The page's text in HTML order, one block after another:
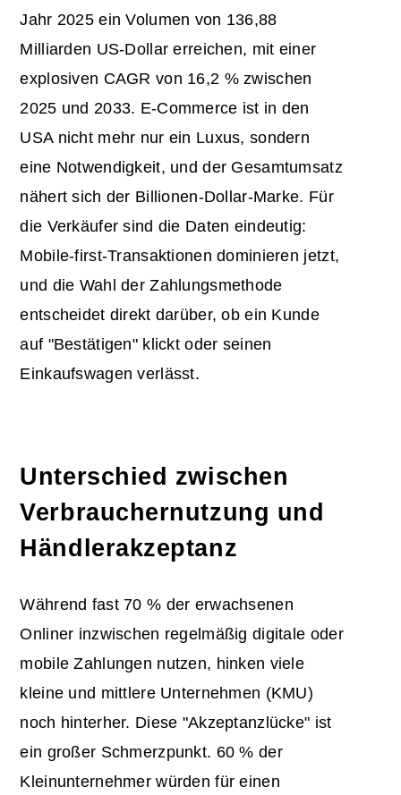
Jahr 2025 ein Volumen von 136,88
Milliarden US-Dollar erreichen, mit einer
explosiven CAGR von 16,2 % zwischen
2025 und 2033. E-Commerce ist in den
USA nicht mehr nur ein Luxus, sondern
eine Notwendigkeit, und der Gesamtumsatz
nähert sich der Billionen-Dollar-Marke. Für
die Verkäufer sind die Daten eindeutig:
Mobile-first-Transaktionen dominieren jetzt,
und die Wahl der Zahlungsmethode
entscheidet direkt darüber, ob ein Kunde
auf "Bestätigen" klickt oder seinen
Einkaufswagen verlässt.
Unterschied zwischen
Verbrauchernutzung und
Händlerakzeptanz
Während fast 70 % der erwachsenen
Onliner inzwischen regelmäßig digitale oder
mobile Zahlungen nutzen, hinken viele
kleine und mittlere Unternehmen (KMU)
noch hinterher. Diese "Akzeptanzlücke" ist
ein großer Schmerzpunkt. 60 % der
Kleinunternehmer würden für einen